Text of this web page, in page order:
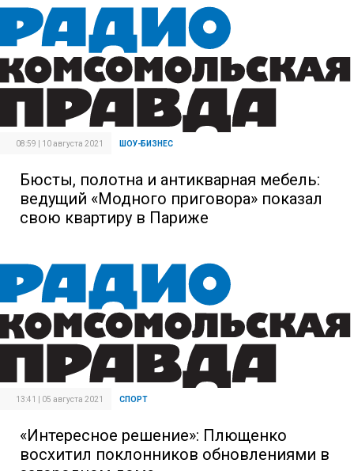
08:59 | 10 августа 2021 ШОУ-БИЗНЕС
Бюсты, полотна и антикварная мебель:
ведущий «Модного приговора» показал
свою квартиру в Париже
13:41 | 05 августа 2021 СПОРТ
«Интересное решение»: Плющенко
восхитил поклонников обновлениями в